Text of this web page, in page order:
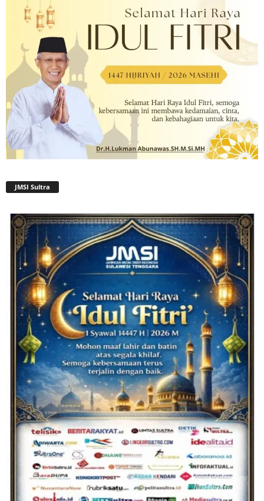
JMSI Sultra